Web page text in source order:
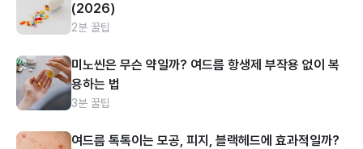
(2026)
2분 꿀팁
미노씬은 무슨 약일까? 여드름 항생제 부작용 없이 복
용하는 법
3분 꿀팁
여드름 톡톡이는 모공, 피지, 블랙헤드에 효과적일까?